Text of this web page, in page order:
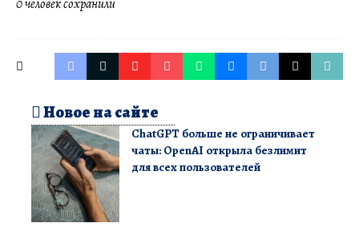
0 человек сохранили
Новое на сайте
ChatGPT больше не ограничивает
чаты: OpenAI открыла безлимит
для всех пользователей